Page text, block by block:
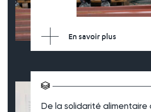
En savoir plus
De la solidarité alimentaire